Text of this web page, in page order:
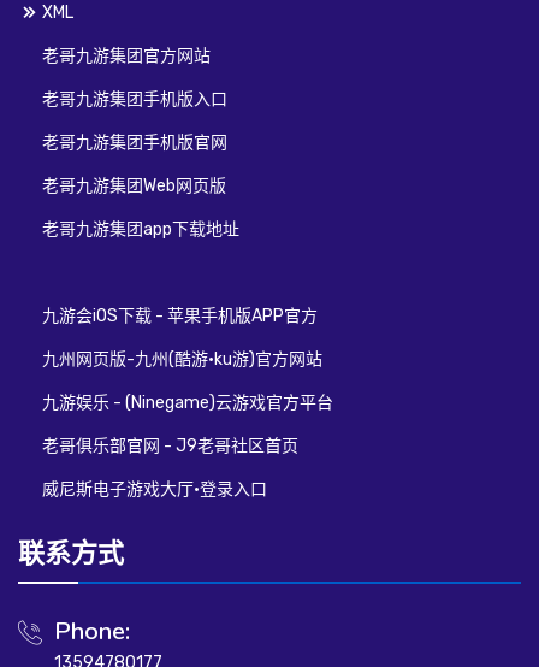
XML
老哥九游集团官方网站
老哥九游集团手机版入口
老哥九游集团手机版官网
老哥九游集团Web网页版
老哥九游集团app下载地址
九游会iOS下载 - 苹果手机版APP官方
九州网页版-九州(酷游·ku游)官方网站
九游娱乐 - (Ninegame)云游戏官方平台
老哥俱乐部官网 - J9老哥社区首页
威尼斯电子游戏大厅·登录入口
联系方式
Phone:
13594780177